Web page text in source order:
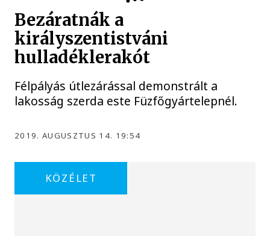
Bezáratnák a
királyszentistváni
hulladéklerakót
Félpályás útlezárással demonstrált a
lakosság szerda este Füzfőgyártelepnél.
2019. AUGUSZTUS 14. 19:54
KÖZÉLET